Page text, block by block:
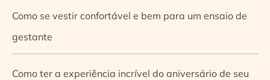
Como se vestir confortável e bem para um ensaio de
gestante
Como ter a experiência incrível do aniversário de seu